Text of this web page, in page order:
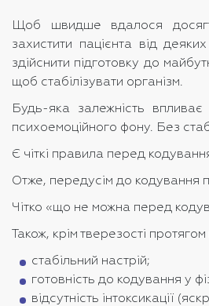
Щоб швидше вдалося
захистити пацієнта від
здійснити підготовку до
щоб стабілізувати організм.
Будь-яка залежність
психоемоційного фону. Без
Є чіткі правила перед
Отже, передусім до кодування
Чітко «що не можна перед
Також, крім тверезості
стабільний настрій;
готовність до кодування у
відсутність інтоксикації